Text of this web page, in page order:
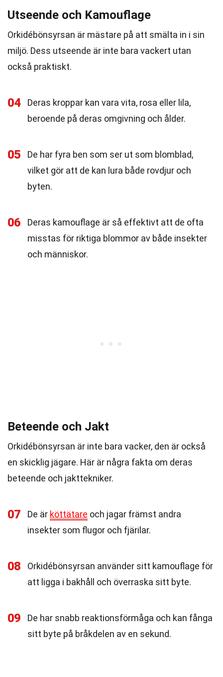
Utseende och Kamouflage
Orkidébönsyrsan är mästare på att smälta in i sin
miljö. Dess utseende är inte bara vackert utan
också praktiskt.
04
Deras kroppar kan vara vita, rosa eller lila,
beroende på deras omgivning och ålder.
05
De har fyra ben som ser ut som blomblad,
vilket gör att de kan lura både rovdjur och
byten.
06
Deras kamouflage är så effektivt att de ofta
misstas för riktiga blommor av både insekter
och människor.
Beteende och Jakt
Orkidébönsyrsan är inte bara vacker, den är också
en skicklig jägare. Här är några fakta om deras
beteende och jakttekniker.
07 De är köttätare och jagar främst andra
insekter som flugor och fjärilar.
08
Orkidébönsyrsan använder sitt kamouflage för
att ligga i bakhåll och överraska sitt byte.
09
De har snabb reaktionsförmåga och kan fånga
sitt byte på bråkdelen av en sekund.